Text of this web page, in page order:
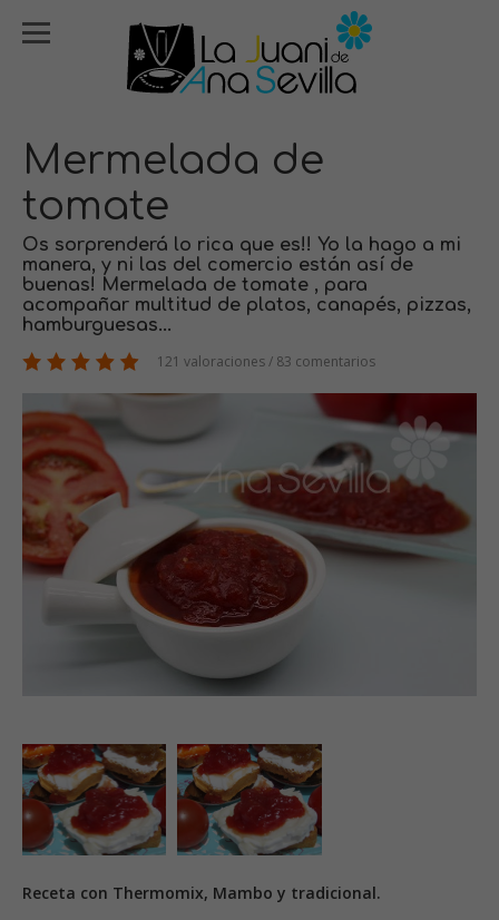
Mermelada de
tomate
Os sorprenderá lo rica que es!! Yo la hago a mi
manera, y ni las del comercio están así de
buenas! Mermelada de tomate , para
acompañar multitud de platos, canapés, pizzas,
hamburguesas...
121 valoraciones / 83 comentarios
Receta con Thermomix, Mambo y tradicional.